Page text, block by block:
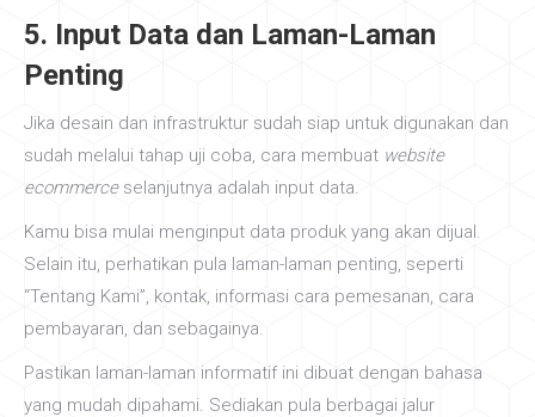
5. Input Data dan Laman-Laman
Penting
Jika desain dan infrastruktur sudah siap untuk digunakan dan
sudah melalui tahap uji coba, cara membuat website
ecommerce selanjutnya adalah input data.
Kamu bisa mulai menginput data produk yang akan dijual.
Selain itu, perhatikan pula laman-laman penting, seperti
“Tentang Kami”, kontak, informasi cara pemesanan, cara
pembayaran, dan sebagainya.
Pastikan laman-laman informatif ini dibuat dengan bahasa
yang mudah dipahami. Sediakan pula berbagai jalur